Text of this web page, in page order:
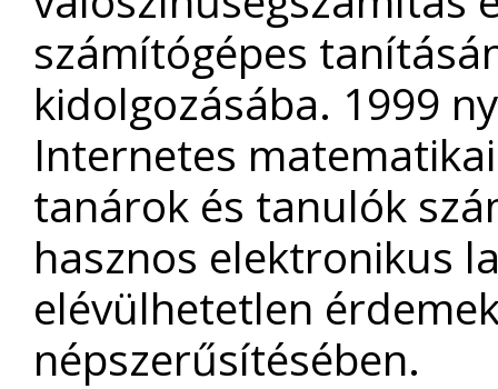
számítógépes
kidolgozásába. 1999
Internetes
tanárok és tanulók
hasznos elektronikus
elévülhetetlen
népszerűsítésében.